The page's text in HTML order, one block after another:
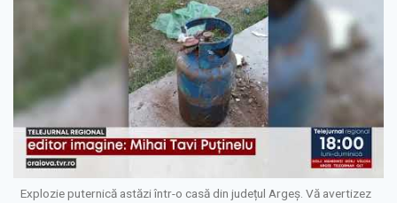
Explozie puternică astăzi într-o casă din județul Argeș. Vă avertizez